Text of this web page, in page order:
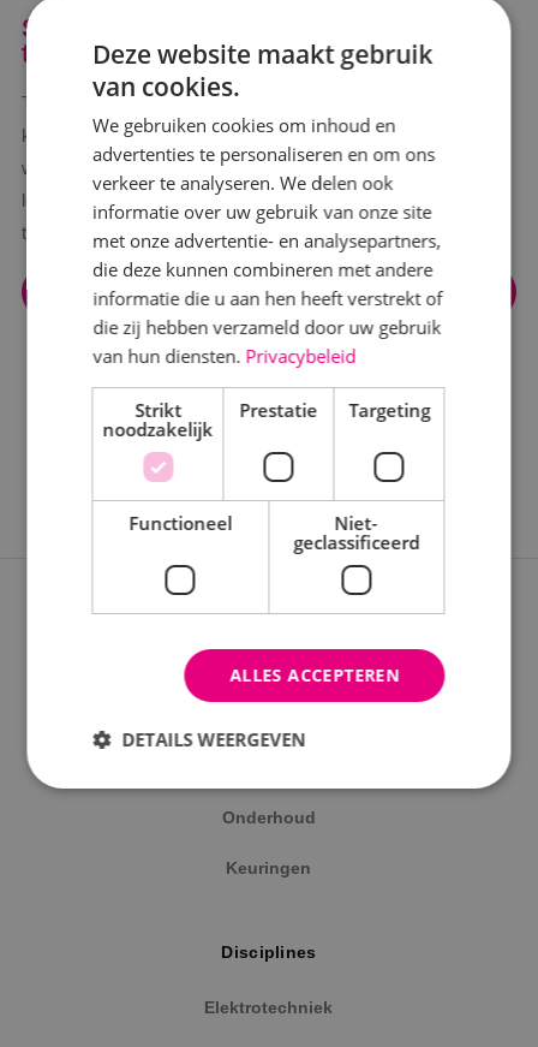
Stap over naar een carrière in de
techniek
Toe aan een nieuwe uitdaging en interesse in techniek? Bij BINK
krijg je de kans om je om te scholen met een leer-werktraject
waarbij je direct salaris ontvangt én praktijkervaring opdoet. Je
leert het vak van ervaren professionals en bouwt aan een
toekomst in de techniek.
Omscholen naar techniek bij BINK
Expertises
Nieuwbouwprojecten
Onderhoud
Keuringen
Disciplines
Elektrotechniek
Deze website maakt gebruik
van cookies.
We gebruiken cookies om inhoud en
advertenties te personaliseren en om ons
verkeer te analyseren. We delen ook
informatie over uw gebruik van onze site
met onze advertentie- en analysepartners,
die deze kunnen combineren met andere
informatie die u aan hen heeft verstrekt of
die zij hebben verzameld door uw gebruik
van hun diensten. Privacybeleid
Strikt
noodzakelijk
Prestatie Targeting
Functioneel
Niet-
geclassificeerd
ALLES ACCEPTEREN
DETAILS WEERGEVEN
Functioneel
Niet-geclassificeerd
gebruikersaanmelding en accountbeheer. De